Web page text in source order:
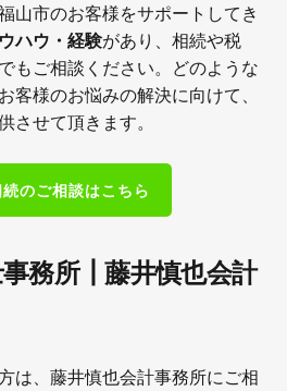
山市のお客様をサポートしてき
ハウ・経験があり、相続や税
もご相談ください。どのような
客様のお悩みの解決に向けて、
させて頂きます。
のご相談はこちら
務所┃藤井慎也会計
は、藤井慎也会計事務所にご相